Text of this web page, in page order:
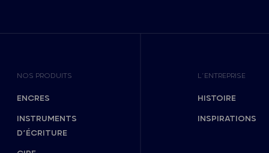
NOS PRODUITS
ENCRES
INSTRUMENTS
D’ÉCRITURE
L’ENTREPRISE
HISTOIRE
INSPIRATIONS